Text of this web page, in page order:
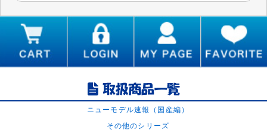
ニューモデル速報（国産編）
その他のシリーズ